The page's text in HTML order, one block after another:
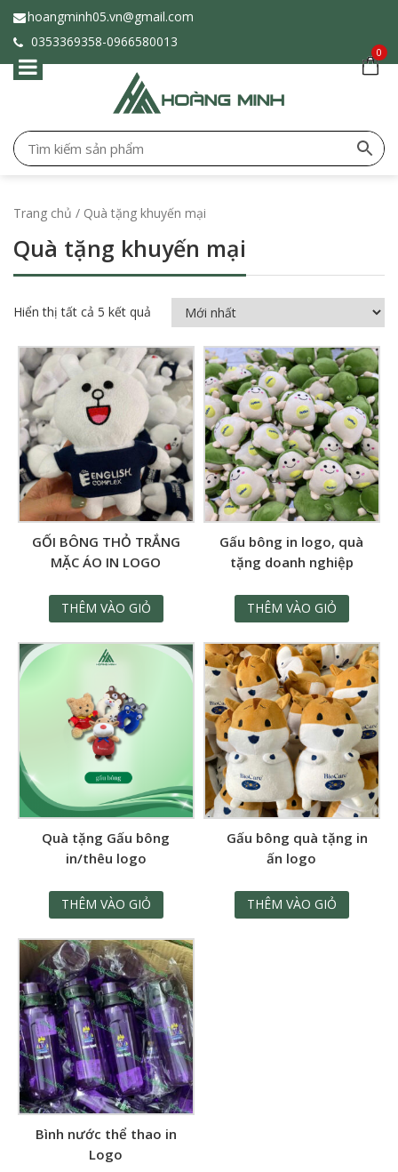
hoangminh05.vn@gmail.com
0353369358-0966580013
0
Trang chủ / Quà tặng khuyến mại
Quà tặng khuyến mại
Hiển thị tất cả 5 kết quả
GỐI BÔNG THỎ TRẮNG
MẶC ÁO IN LOGO
THÊM VÀO GIỎ
Gấu bông in logo, quà
tặng doanh nghiệp
THÊM VÀO GIỎ
Quà tặng Gấu bông
in/thêu logo
THÊM VÀO GIỎ
Gấu bông quà tặng in
ấn logo
THÊM VÀO GIỎ
Bình nước thể thao in
Logo